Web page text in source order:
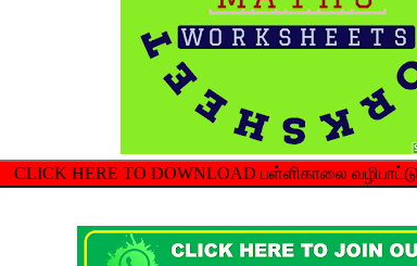
CLICK HERE TO DOWNLOAD பள்ளிகாலை